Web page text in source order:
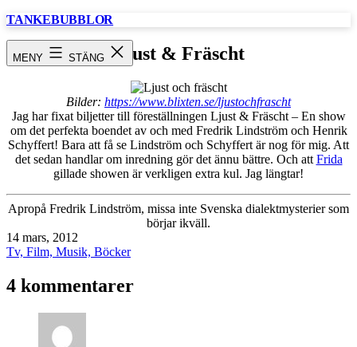
Hoppa
TANKEBUBBLOR
MENY STÄNG Ljust & Fräscht
Bilder: https://www.blixten.se/ljustochfrascht
Jag har fixat biljetter till föreställningen Ljust & Fräscht – En show
om det perfekta boendet av och med Fredrik Lindström och Henrik
Schyffert! Bara att få se Lindström och Schyffert är nog för mig. Att
det sedan handlar om inredning gör det ännu bättre. Och att Frida
gillade showen är verkligen extra kul. Jag längtar!
Apropå Fredrik Lindström, missa inte Svenska dialektmysterier som
börjar ikväll.
Publicerat
den
14 mars, 2012
Kategoriserat
Tv, Film, Musik, Böcker
4 kommentarer